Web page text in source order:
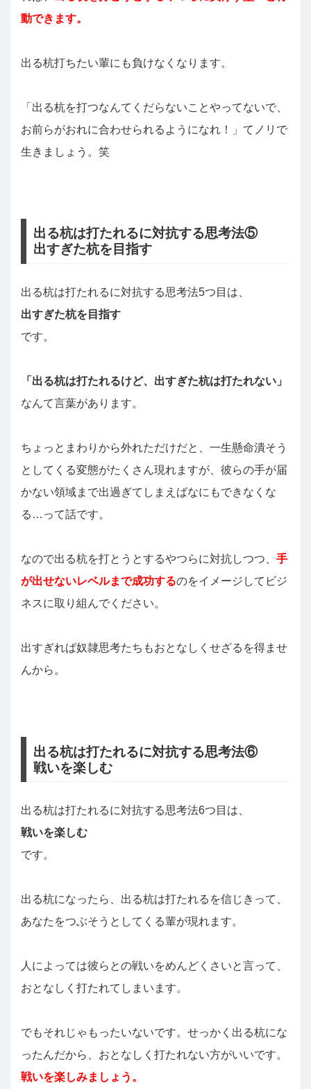
動できます。
出る杭打ちたい輩にも負けなくなります。
「出る杭を打つなんてくだらないことやってないで、
お前らがおれに合わせられるようになれ！」てノリで
生きましょう。笑
出る杭は打たれるに対抗する思考法⑤
出すぎた杭を目指す
出る杭は打たれるに対抗する思考法5つ目は、
出すぎた杭を目指す
です。
「出る杭は打たれるけど、出すぎた杭は打たれない」
なんて言葉があります。
ちょっとまわりから外れただけだと、一生懸命潰そう
としてくる変態がたくさん現れますが、彼らの手が届
かない領域まで出過ぎてしまえばなにもできなくな
る…って話です。
なので出る杭を打とうとするやつらに対抗しつつ、 手
が出せないレベルまで成功するのをイメージしてビジ
ネスに取り組んでください。
出すぎれば奴隷思考たちもおとなしくせざるを得ませ
んから。
出る杭は打たれるに対抗する思考法⑥
戦いを楽しむ
出る杭は打たれるに対抗する思考法6つ目は、
戦いを楽しむ
です。
出る杭になったら、出る杭は打たれるを信じきって、
あなたをつぶそうとしてくる輩が現れます。
人によっては彼らとの戦いをめんどくさいと言って、
おとなしく打たれてしまいます。
でもそれじゃもったいないです。せっかく出る杭にな
ったんだから、おとなしく打たれない方がいいです。
戦いを楽しみましょう。